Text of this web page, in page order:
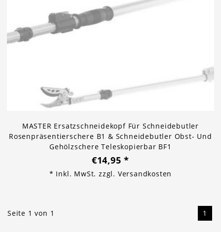
MASTER Ersatzschneidekopf Für Schneidebutler
Rosenpräsentierschere B1 & Schneidebutler Obst- Und
Gehölzschere Teleskopierbar BF1
€14,95*
* Inkl. MwSt. zzgl. Versandkosten
Seite 1 von 1 1